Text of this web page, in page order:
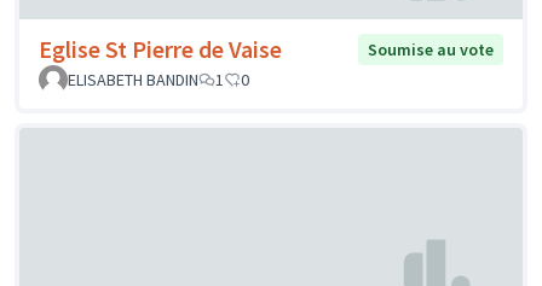
Eglise St Pierre de Vaise
Soumise au vote
ELISABETH BANDIN
1 0